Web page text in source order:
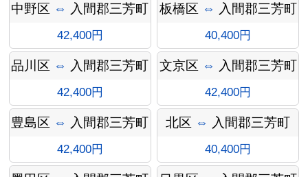
インフ
中野区 ⇔ 入間郡三芳町
42,400円
板橋区 ⇔ 入間郡三芳町
40,400円
品川区 ⇔ 入間郡三芳町
42,400円
文京区 ⇔ 入間郡三芳町
42,400円
豊島区 ⇔ 入間郡三芳町
42,400円
北区 ⇔ 入間郡三芳町
40,400円